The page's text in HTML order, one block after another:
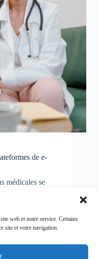
web et notre service. Certains
site et votre navigation.
de e-
médicales se
minute.